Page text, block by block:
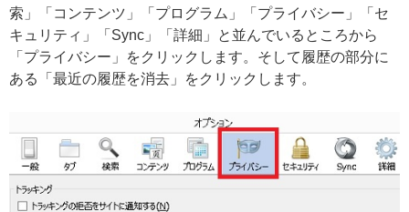
索」「コンテンツ」「プログラム」「プライバシー」「セ
キュリティ」「Sync」「詳細」と並んでいるところから
「プライバシー」をクリックします。そして履歴の部分に
ある「最近の履歴を消去」をクリックします。